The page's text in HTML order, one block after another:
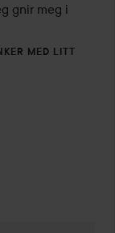
gnir meg i
MED LITT